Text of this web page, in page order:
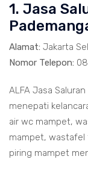
1. Jasa
Alamat: Jakarta
Nomor Telepon:
ALFA Jasa
menepati
air wc mampet,
mampet,
piring mampet